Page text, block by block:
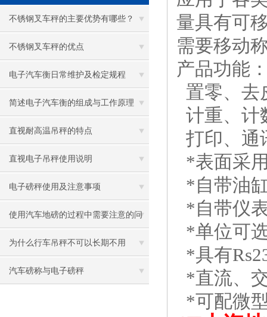
不锈钢叉车秤的主要优势有哪些？
不锈钢叉车秤的优点
电子汽车衡日常维护及检定规程
简述电子汽车衡的组成与工作原理
直视耐高温吊秤的特点
直视电子吊秤使用说明
电子磅秤使用及注意事项
使用汽车地磅的过程中需要注意的问
题
为什么行车吊秤不可以长期不用
汽车磅称与电子磅秤
量具有可
需要移动
产品功能
置零、去
计重、计
打印、通
*表面采
*自带油
*自带仪
*单位可
*具有
*直流、
*可配微